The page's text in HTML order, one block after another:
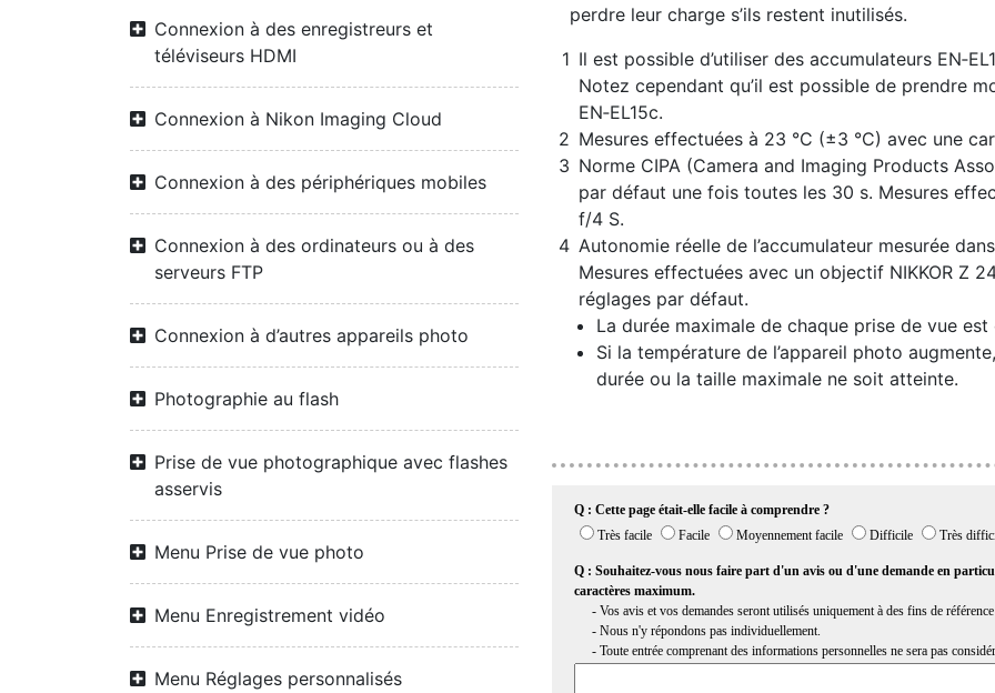
Connexion à des enregistreurs et
téléviseurs HDMI
Connexion à Nikon Imaging Cloud
Connexion à des périphériques mobiles
Connexion à des ordinateurs ou à des
serveurs FTP
Connexion à d’autres appareils photo
Photographie au flash
Prise de vue photographique avec flashes
asservis
Menu Prise de vue photo
Menu Enregistrement vidéo
Menu Réglages personnalisés
perdre leur charge s’ils restent inutilisés.
Il est possible d’utiliser des accumulateurs
Notez cependant qu’il est possible de prendre
EN‑EL15c.
Mesures effectuées à 23 °C (±3 °C) avec une
Norme CIPA (Camera and Imaging Products
par défaut une fois toutes les 30 s. Mesures
f/4 S.
Autonomie réelle de l’accumulateur mesurée
Mesures effectuées avec un objectif NIKKOR Z
réglages par défaut.
La durée maximale de chaque prise de vue est
Si la température de l’appareil photo
durée ou la taille maximale ne soit atteinte.